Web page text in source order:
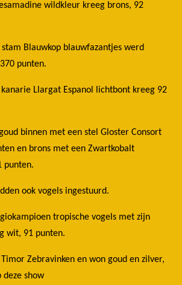
wildkleur kreeg brons, 92
Blauwkop blauwfazantjes werd
punten.
Llargat Espanol lichtbont kreeg 92
binnen met een stel Gloster Consort
en brons met een Zwartkobalt
punten.
ook vogels ingestuurd.
tropische vogels met zijn
wit, 91 punten.
Zebravinken en won goud en zilver,
deze show